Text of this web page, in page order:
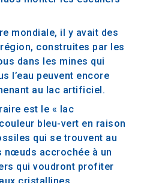
mondiale, il y avait des
construites par les
dans les mines qui
l’eau peuvent encore
au lac artificiel.
est le « lac
bleu-vert en raison
qui se trouvent au
nœuds accrochée à un
qui voudront profiter